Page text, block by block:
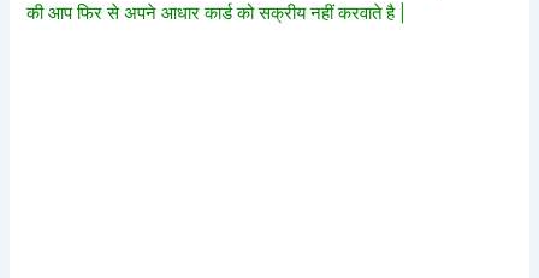
की आप फिर से अपने आधार कार्ड को सक्रीय नहीं करवाते है |